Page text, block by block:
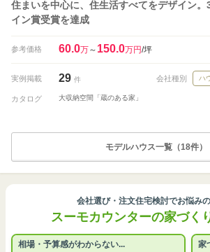
住まいを中心に、住生活すべてをデザイン
イン賞受賞を達成
参考価格 60.0万～ 150.0万円/坪
実例掲載 29 件 会社種別 ハ
カタログ 大収納空間「蔵のある家」
モデルハウス一覧（18件）
会社選び・注文住宅検討でお悩み
スーモカウンターの家づく
相場・予算感がわからない... 家